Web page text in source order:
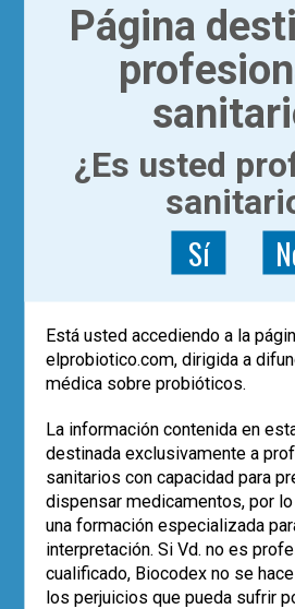
of
presidente de laWorld
Organization.
Si deseas más
registrarse y acceder a
puedes visitar estas
Fecha de última
10/07/2018
0 comentarios
Página
¿Es usted
Sí
Está usted accediendo a la
elprobiotico.com, dirigida a
médica sobre probióticos.
La información contenida en
destinada exclusivamente a
sanitarios con capacidad para
dispensar medicamentos, por
una formación especializada
interpretación. Si Vd. no es
cualificado, Biocodex no se
los perjuicios que pueda sufrir